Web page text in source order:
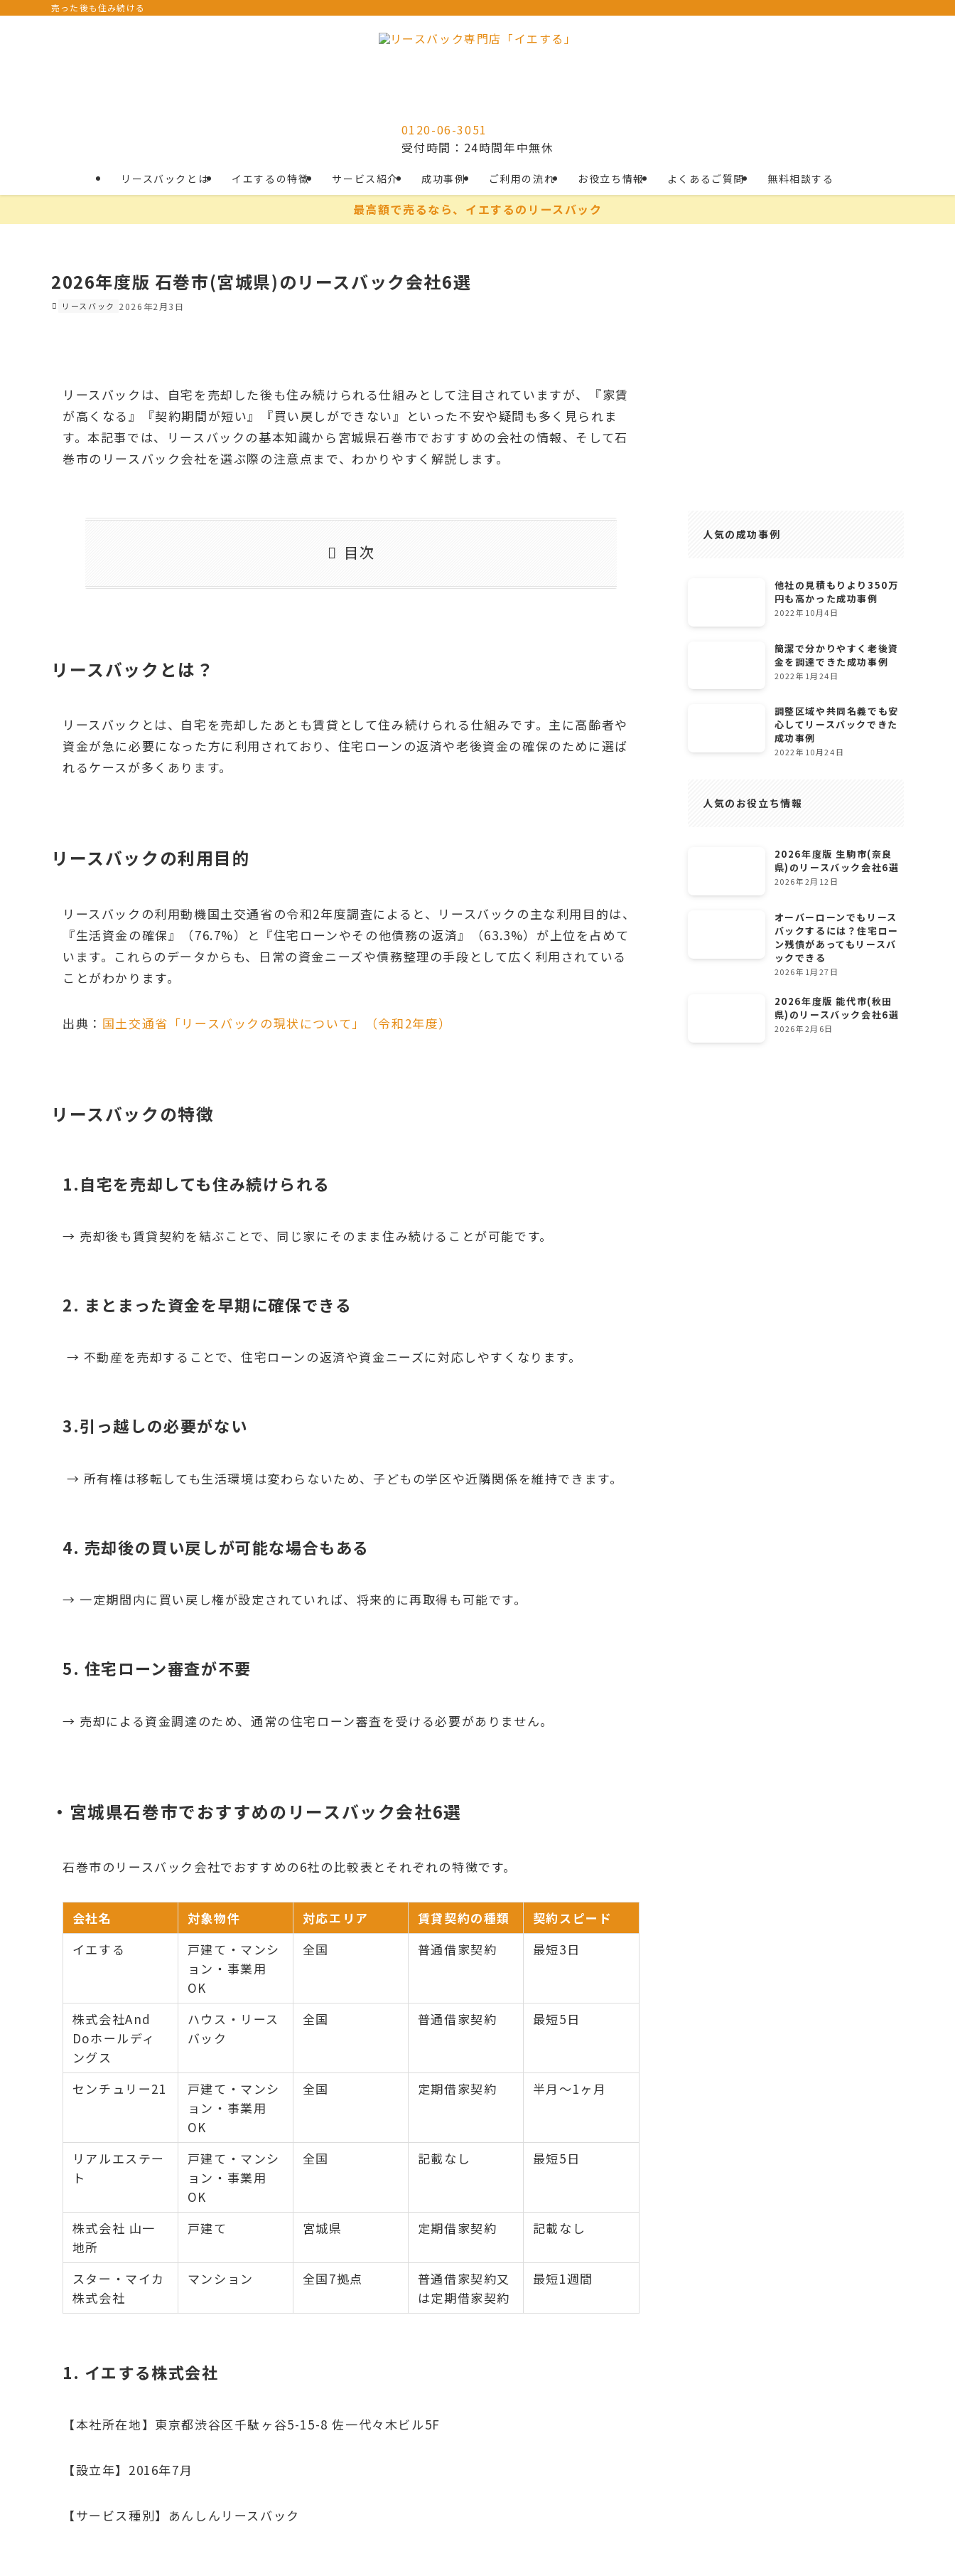
売った後も住み続ける
リースバックとは イエするの特徴 サービス紹介 成功事例 ご利用の流れ お役立ち情報 よくあるご質問 無料相談する
0120-06-3051
受付時間：24時間年中無休
最高額で売るなら、イエするのリースバック
2026年度版 石巻市(宮城県)のリースバック会社6選
リースバック 2026年2月3日
リースバックは、自宅を売却した後も住み続けられる仕組みとして注目されていますが、『家賃
が高くなる』『契約期間が短い』『買い戻しができない』といった不安や疑問も多く見られま
す。本記事では、リースバックの基本知識から宮城県石巻市でおすすめの会社の情報、そして石
巻市のリースバック会社を選ぶ際の注意点まで、わかりやすく解説します。
目次
リースバックとは？
リースバックとは、自宅を売却したあとも賃貸として住み続けられる仕組みです。主に高齢者や
資金が急に必要になった方に利用されており、住宅ローンの返済や老後資金の確保のために選ば
れるケースが多くあります。
リースバックの利用目的
リースバックの利用動機国土交通省の令和2年度調査によると、リースバックの主な利用目的は、
『生活資金の確保』（76.7%）と『住宅ローンやその他債務の返済』（63.3%）が上位を占めて
います。これらのデータからも、日常の資金ニーズや債務整理の手段として広く利用されている
ことがわかります。
出典： 国土交通省「リースバックの現状について」（令和2年度）
リースバックの特徴
1.自宅を売却しても住み続けられる
→ 売却後も賃貸契約を結ぶことで、同じ家にそのまま住み続けることが可能です。
2. まとまった資金を早期に確保できる
→ 不動産を売却することで、住宅ローンの返済や資金ニーズに対応しやすくなります。
3.引っ越しの必要がない
→ 所有権は移転しても生活環境は変わらないため、子どもの学区や近隣関係を維持できます。
4. 売却後の買い戻しが可能な場合もある
→ 一定期間内に買い戻し権が設定されていれば、将来的に再取得も可能です。
5. 住宅ローン審査が不要
→ 売却による資金調達のため、通常の住宅ローン審査を受ける必要がありません。
・宮城県石巻市でおすすめのリースバック会社6選
石巻市のリースバック会社でおすすめの6社の比較表とそれぞれの特徴です。
会社名 対象物件 対応エリア 賃貸契約の種類
契約スピード
イエする
戸建て・マンシ
ョン・事業用
OK
全国 普通借家契約 最短3日
株式会社And
Doホールディ
ングス
ハウス・リース
バック
全国 普通借家契約 最短5日
センチュリー21
戸建て・マンシ
ョン・事業用
OK
全国 定期借家契約 半月〜1ヶ月
リアルエステー
ト
戸建て・マンシ
ョン・事業用
OK
全国 記載なし 最短5日
株式会社 山一
地所
戸建て 宮城県 定期借家契約 記載なし
スター・マイカ
株式会社
マンション 全国7拠点
普通借家契約又
は定期借家契約
最短1週間
1. イエする株式会社
【本社所在地】東京都渋谷区千駄ヶ谷5-15-8 佐一代々木ビル5F
【設立年】2016年7月
【サービス種別】あんしんリースバック
人気の成功事例
他社の見積もりより350万
円も高かった成功事例
2022年10月4日
簡潔で分かりやすく老後資
金を調達できた成功事例
2022年1月24日
調整区域や共同名義でも安
心してリースバックできた
成功事例
2022年10月24日
人気のお役立ち情報
2026年度版 生駒市(奈良
県)のリースバック会社6選
2026年2月12日
オーバーローンでもリース
バックするには？住宅ロー
ン残債があってもリースバ
ックできる
2026年1月27日
2026年度版 能代市(秋田
県)のリースバック会社6選
2026年2月6日